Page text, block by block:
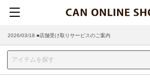
2026/03/18 ■店舗受け取りサービスのご案内